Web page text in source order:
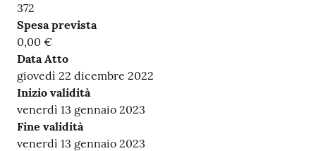
372
Spesa prevista
0,00 €
Data Atto
giovedì 22 dicembre 2022
Inizio validità
venerdì 13 gennaio 2023
Fine validità
venerdì 13 gennaio 2023